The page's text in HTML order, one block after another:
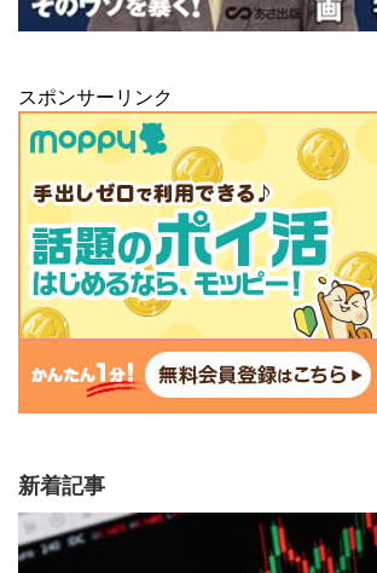
スポンサーリンク
新着記事